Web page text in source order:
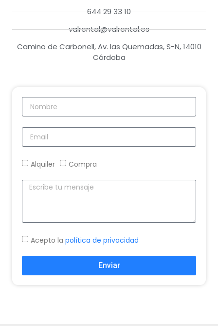
644 29 33 10
valrental@valrental.es
Camino de Carbonell, Av. las Quemadas, S-N, 14010
Córdoba
Alquiler Compra
Acepto la política de privacidad
Enviar